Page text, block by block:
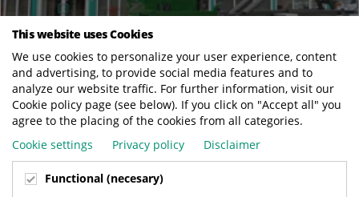
Dec
13
Gereed voor aflevering voor Theo Steil GmbH in
Trier
News
This website uses Cookies
We use cookies to personalize your user experience, content
and advertising, to provide social media features and to
analyze our website traffic. For further information, visit our
Cookie policy page (see below). If you click on "Accept all" you
agree to the placing of the cookies from all categories.
Cookie settings
Privacy policy Disclaimer
Functional (necesary)